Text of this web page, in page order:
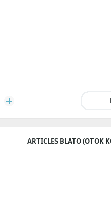
ARTICLES BLATO (OTOK